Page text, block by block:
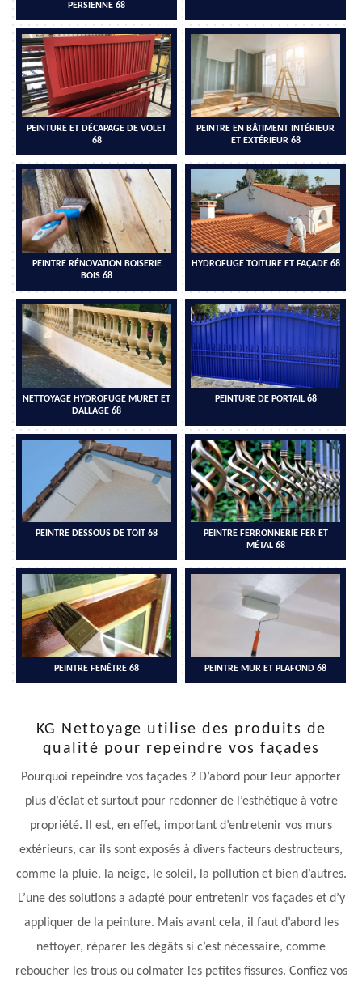
PERSIENNE 68
PEINTURE ET DÉCAPAGE DE VOLET
68
PEINTRE EN BÂTIMENT INTÉRIEUR
ET EXTÉRIEUR 68
PEINTRE RÉNOVATION BOISERIE
BOIS 68
HYDROFUGE TOITURE ET FAÇADE 68
NETTOYAGE HYDROFUGE MURET ET
DALLAGE 68
PEINTURE DE PORTAIL 68
PEINTRE DESSOUS DE TOIT 68
PEINTRE FERRONNERIE FER ET
MÉTAL 68
PEINTRE FENÊTRE 68 PEINTRE MUR ET PLAFOND 68
KG Nettoyage utilise des produits de
qualité pour repeindre vos façades
Pourquoi repeindre vos façades ? D’abord pour leur apporter
plus d’éclat et surtout pour redonner de l’esthétique à votre
propriété. Il est, en effet, important d’entretenir vos murs
extérieurs, car ils sont exposés à divers facteurs destructeurs,
comme la pluie, la neige, le soleil, la pollution et bien d’autres.
L’une des solutions a adapté pour entretenir vos façades et d’y
appliquer de la peinture. Mais avant cela, il faut d’abord les
nettoyer, réparer les dégâts si c’est nécessaire, comme
reboucher les trous ou colmater les petites fissures. Confiez vos